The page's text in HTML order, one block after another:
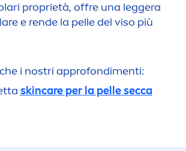
proprietà, offre una leggera
e rende la pelle del viso più
i nostri approfondimenti:
skincareper la pelle secca